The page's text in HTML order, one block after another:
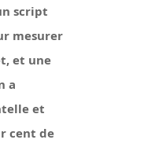
script
mesurer
et une
a
et
cent de